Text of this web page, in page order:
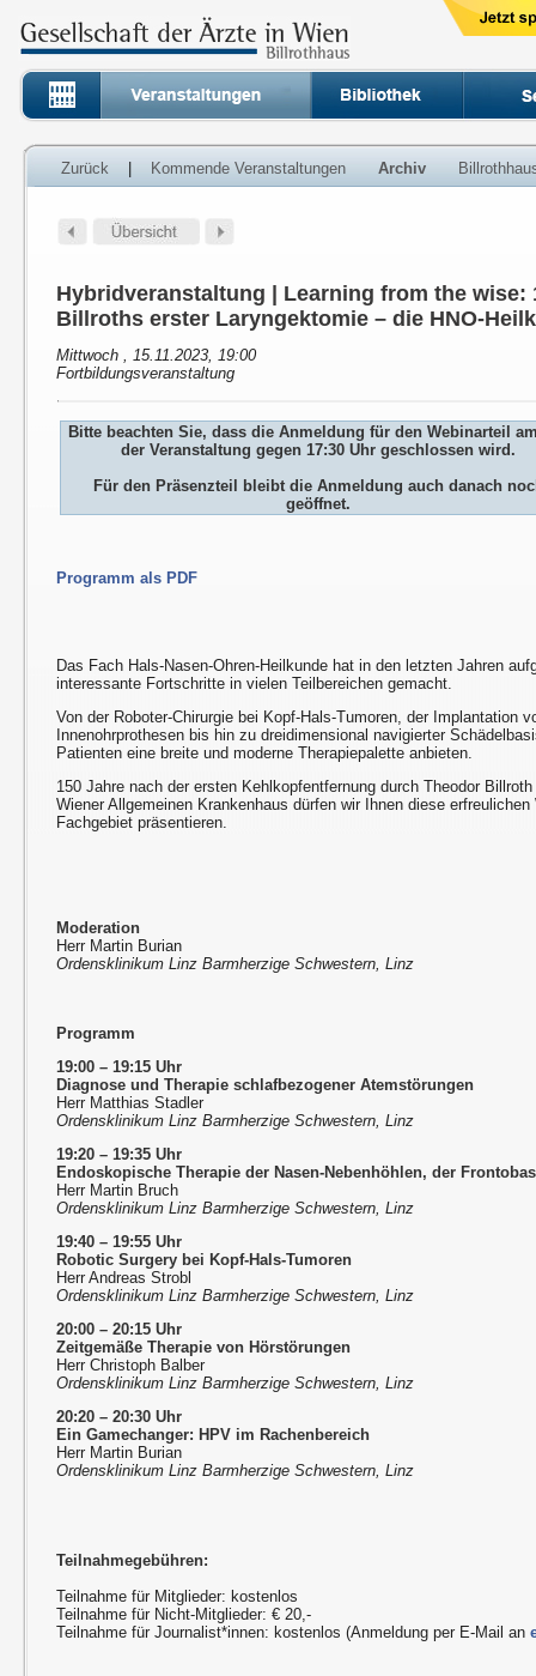
Zurück Kommende Veranstaltungen Archiv
Hybridveranstaltung | Learning from the wise:
Billroths erster Laryngektomie – die HNO-
Mittwoch , 15.11.2023, 19:00
Fortbildungsveranstaltung
Bitte beachten Sie, dass die Anmeldung für den Webinarteil
der Veranstaltung gegen 17:30 Uhr geschlossen wird.
Für den Präsenzteil bleibt die Anmeldung auch danach
geöffnet.
Programm als PDF
Das Fach Hals-Nasen-Ohren-Heilkunde hat in den letzten Jahren
interessante Fortschritte in vielen Teilbereichen gemacht.
Von der Roboter-Chirurgie bei Kopf-Hals-Tumoren, der Implantation
Innenohrprothesen bis hin zu dreidimensional navigierter
Patienten eine breite und moderne Therapiepalette anbieten.
150 Jahre nach der ersten Kehlkopfentfernung durch Theodor
Wiener Allgemeinen Krankenhaus dürfen wir Ihnen diese
Fachgebiet präsentieren.
Moderation
Herr Martin Burian
Ordensklinikum Linz Barmherzige Schwestern, Linz
Programm
19:00 – 19:15 Uhr
Diagnose und Therapie schlafbezogener Atemstörungen
Herr Matthias Stadler
Ordensklinikum Linz Barmherzige Schwestern, Linz
19:20 – 19:35 Uhr
Endoskopische Therapie der Nasen-Nebenhöhlen, der
Herr Martin Bruch
Ordensklinikum Linz Barmherzige Schwestern, Linz
19:40 – 19:55 Uhr
Robotic Surgery bei Kopf-Hals-Tumoren
Herr Andreas Strobl
Ordensklinikum Linz Barmherzige Schwestern, Linz
20:00 – 20:15 Uhr
Zeitgemäße Therapie von Hörstörungen
Herr Christoph Balber
Ordensklinikum Linz Barmherzige Schwestern, Linz
20:20 – 20:30 Uhr
Ein Gamechanger: HPV im Rachenbereich
Herr Martin Burian
Ordensklinikum Linz Barmherzige Schwestern, Linz
Teilnahmegebühren:
Teilnahme für Mitglieder: kostenlos
Teilnahme für Nicht-Mitglieder: € 20,-
Teilnahme für Journalist*innen: kostenlos (Anmeldung per E-Mail an